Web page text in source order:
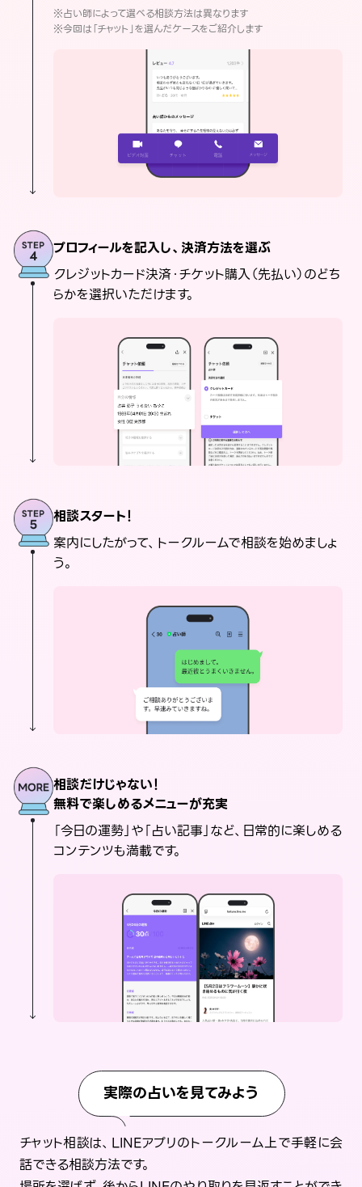
※占い師によって選べる相談方法は異なります
※今回は「チャット」を選んだケースをご紹介します
プロフィールを記入し、決済方法を選ぶ
クレジットカード決済・チケット購入（先払い）のどち
らかを選択いただけます。
相談スタート！
案内にしたがって、トークルームで相談を始めましょ
う。
相談だけじゃない！
無料で楽しめるメニューが充実
「今日の運勢」や「占い記事」など、日常的に楽しめる
コンテンツも満載です。
実際の占いを見てみよう
チャット相談は、LINEアプリのトークルーム上で手軽に会
話できる相談方法です。